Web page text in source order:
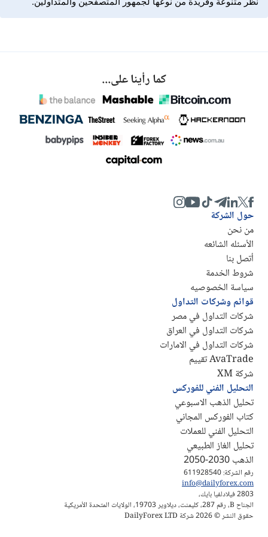
كما رأينا على...
رقم الشركة: 611928540
info@dailyforex.com
2803 فيلادلفيا بايك،
الجناح B، رقم 287، كليمنت، ديلاوير 19703، الولايات المتحدة الأمريكية
حقوق النشر © 2026 شركة DailyForex LTD
حول الشركة
من نحن
الأسئله الشائعه
أتصل بنا
شروط الخدمة
سياسة الخصوصيه
قوائم وشركات التداول
شركات التداول في مصر
شركات التداول في العراق
شركات التداول في الامارات
AvaTrade تقييم
شركة XM
التحليل الفني للفوركس
تحليل الذهب الاسبوعي
كتاب الفوركس المجاني
التحليل الفني للعملات
تحليل الغاز الطبيعي
الذهب 2030-2050